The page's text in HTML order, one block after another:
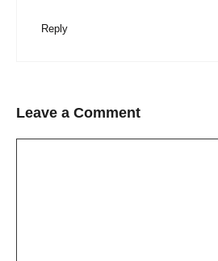
Reply
Leave a Comment